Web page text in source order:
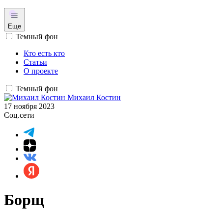
Еще
Темный фон
Кто есть кто
Статьи
О проекте
Темный фон
Михаил Костин
17 ноября 2023
Соц.сети
Борщ